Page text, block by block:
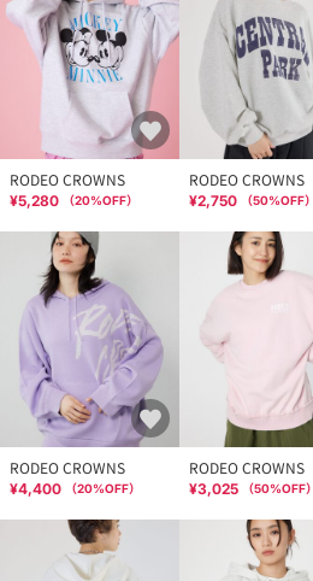
RODEO CROWNS
¥5,280 （20%OFF）
RODEO CROWNS
¥2,750 （50%OFF）
RODEO CROWNS
¥4,400 （20%OFF）
RODEO CROWNS
¥3,025 （50%OFF）